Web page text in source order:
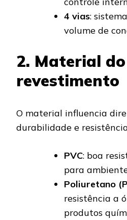
4 vias:
volume de
2. Material do
revestimento
O material influencia
durabilidade e
PVC: boa
para
Poliuretano
resistência a
produtos